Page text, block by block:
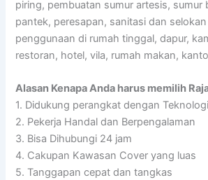
piring, pembuatan sumur artesis, sumur
pantek, peresapan, sanitasi dan
penggunaan di rumah tinggal, dapur,
restoran, hotel, vila, rumah makan,
Alasan Kenapa Anda harus memilih
1. Didukung perangkat dengan
2. Pekerja Handal dan Berpengalaman
3. Bisa Dihubungi 24 jam
4. Cakupan Kawasan Cover yang luas
5. Tanggapan cepat dan tangkas